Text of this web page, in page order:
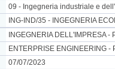
09 - Ingegneria industriale e
ING-IND/35 - INGEGNERIA
INGEGNERIA DELL'IMPRESA -
ENTERPRISE ENGINEERING -
07/07/2023